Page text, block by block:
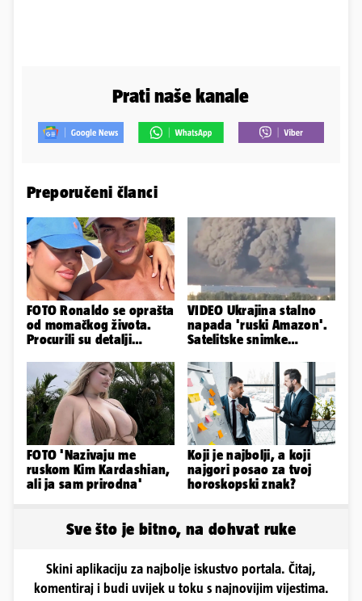
Prati naše kanale
Preporučeni članci
FOTO Ronaldo se oprašta
od momačkog života.
Procurili su detalji
VIDEO Ukrajina stalno
napada 'ruski Amazon'.
Satelitske snimke
FOTO 'Nazivaju me
ruskom Kim Kardashian,
ali ja sam prirodna'
Koji je najbolji, a koji
najgori posao za tvoj
horoskopski znak?
Sve što je bitno, na dohvat ruke
Skini aplikaciju za najbolje iskustvo portala. Čitaj,
komentiraj i budi uvijek u toku s najnovijim vijestima.